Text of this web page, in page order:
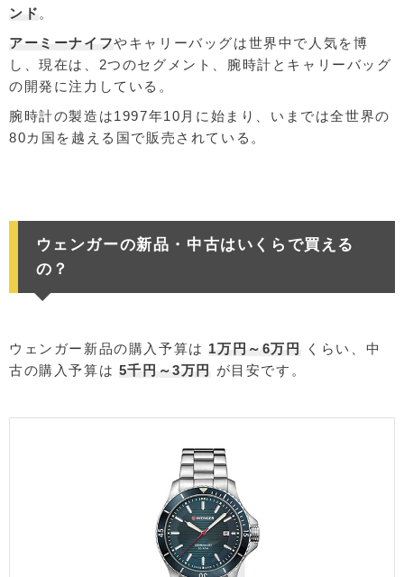
ンド 。
アーミーナイフやキャリーバッグは世界中で人気を博
し、現在は、2つのセグメント、腕時計とキャリーバッグ
の開発に注力している。
腕時計の製造は1997年10月に始まり、いまでは全世界の
80カ国を越える国で販売されている。
ウェンガーの新品・中古はいくらで買える
の？
ウェンガー新品の購入予算は 1万円～6万円
くらい、中
古の購入予算は 5千円～3万円 が目安です。